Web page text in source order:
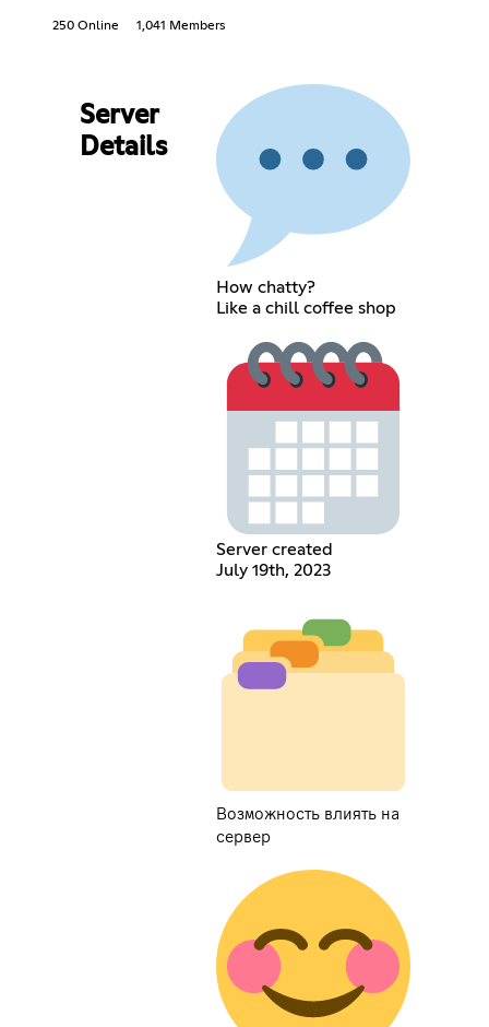
250 Online 1,041 Members
Server
Details
How chatty?
Like a chill coffee shop
Server created
July 19th, 2023
Возможность влиять на
сервер